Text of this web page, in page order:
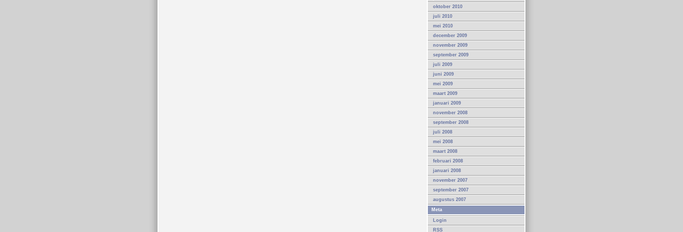
oktober 2010
juli 2010
mei 2010
december 2009
november 2009
september 2009
juli 2009
juni 2009
mei 2009
maart 2009
januari 2009
november 2008
september 2008
juli 2008
mei 2008
maart 2008
februari 2008
januari 2008
november 2007
september 2007
augustus 2007
Meta
Login
RSS